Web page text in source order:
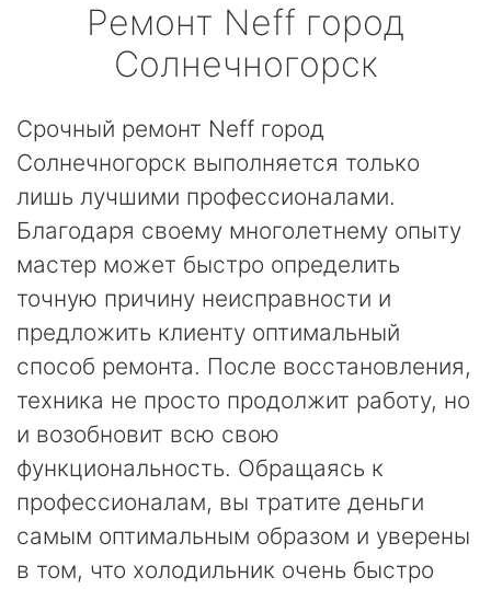
Ремонт Neff город
Солнечногорск
Срочный ремонт Neff город
Солнечногорск выполняется только
лишь лучшими профессионалами.
Благодаря своему многолетнему опыту
мастер может быстро определить
точную причину неисправности и
предложить клиенту оптимальный
способ ремонта. После восстановления,
техника не просто продолжит работу, но
и возобновит всю свою
функциональность. Обращаясь к
профессионалам, вы тратите деньги
самым оптимальным образом и уверены
в том, что холодильник очень быстро